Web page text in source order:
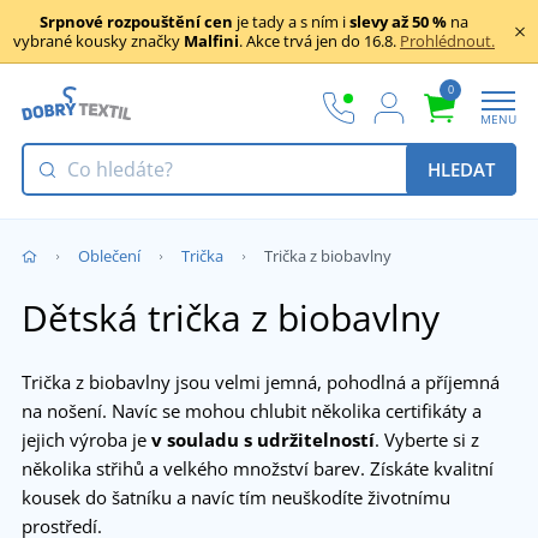
Srpnové rozpouštění cen je tady a s ním islevy až 50 % na
vybrané kousky značky Malfini. Akce trvá jen do 16.8. Prohlédnout.
0
MENU
HLEDAT
Oblečení Trička Trička z biobavlny
Dětská trička z biobavlny
Trička z biobavlny jsou velmi jemná, pohodlná a příjemná
na nošení. Navíc se mohou chlubit několika certifikáty a
jejich výroba je v souladu s udržitelností. Vyberte si z
několika střihů a velkého množství barev. Získáte kvalitní
kousek do šatníku a navíc tím neuškodíte životnímu
prostředí.